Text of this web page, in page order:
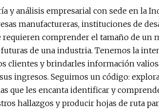
y análisis empresarial con sede en la
manufactureras, instituciones de
comprender el tamaño de un
de una industria. Tenemos la
clientes y brindarles información
ingresos. Seguimos un código:
que les encanta identificar y
hallazgos y producir hojas de ruta